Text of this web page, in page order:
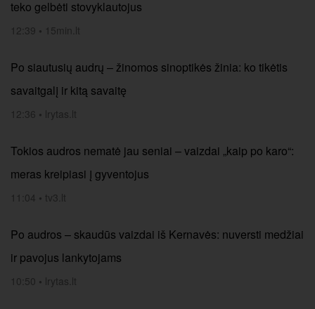
teko gelbėti stovyklautojus
12:39 • 15min.lt
Po siautusių audrų – žinomos sinoptikės žinia: ko tikėtis
savaitgalį ir kitą savaitę
12:36 • lrytas.lt
Tokios audros nematė jau seniai – vaizdai „kaip po karo“:
meras kreipiasi į gyventojus
11:04 • tv3.lt
Po audros – skaudūs vaizdai iš Kernavės: nuversti medžiai
ir pavojus lankytojams
10:50 • lrytas.lt